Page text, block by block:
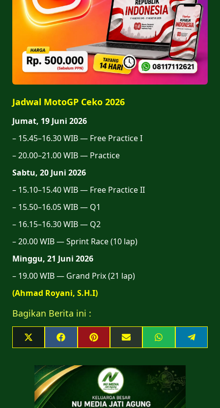
Jadwal MotoGP Ceko 2026
Jumat, 19 Juni 2026
– 15.45–16.30 WIB — Free Practice I
– 20.00–21.00 WIB — Practice
Sabtu, 20 Juni 2026
– 15.10–15.40 WIB — Free Practice II
– 15.50–16.05 WIB — Q1
– 16.15–16.30 WIB — Q2
– 20.00 WIB — Sprint Race (10 lap)
Minggu, 21 Juni 2026
– 19.00 WIB — Grand Prix (21 lap)
(Ahmad Royani, S.H.I)
Bagikan Berita ini :